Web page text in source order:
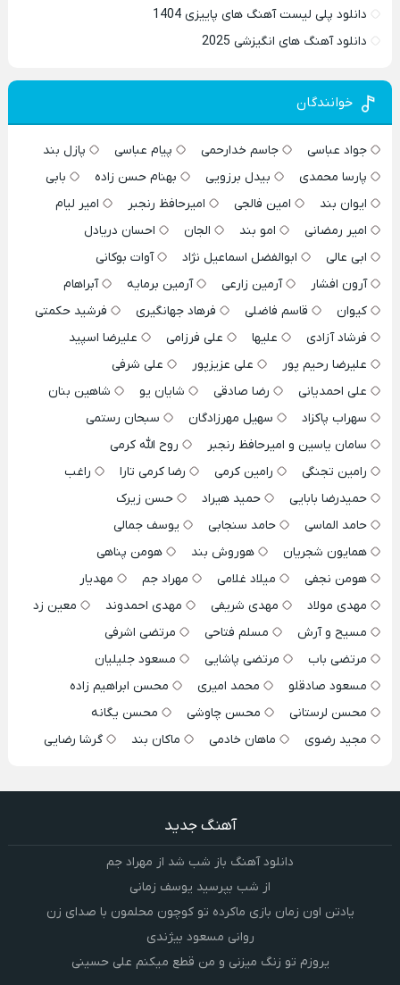
دانلود پلی لیست آهنگ های پاییزی 1404
دانلود آهنگ های انگیزشی 2025
خوانندگان
جواد عباسی جاسم خدارحمی پیام عباسی
پازل بند
پارسا محمدی
بیدل برزویی بهنام حسن زاده
بابی
ایوان بند
امین فالجی امیرحافظ رنجبر
امیر لیام
امیر رمضانی
امو بند الجان
احسان دریادل
ابی عالی
ابوالفضل اسماعیل نژاد
آوات بوکانی
آرون افشار
آرمین زارعی آرمین برمایه
آبراهام
کیوان
قاسم فاضلی فرهاد جهانگیری
فرشید حکمتی
فرشاد آزادی
علیها علی فرزامی
علیرضا اسپید
علیرضا رحیم پور
علی عزیزپور
علی شرفی
علی احمدیانی
رضا صادقی شایان یو
شاهین بنان
سهراب پاکزاد
سهیل مهرزادگان
سبحان رستمی
سامان یاسین و امیرحافظ رنجبر
روح الله کرمی
رامین تجنگی
رامین کرمی رضا کرمی تارا
راغب
حمیدرضا بابایی
حمید هیراد
حسن زیرک
حامد الماسی
حامد سنجابی
یوسف جمالی
همایون شجریان
هوروش بند
هومن پناهی
هومن نجفی
میلاد غلامی مهراد جم
مهدیار
مهدی مولاد
مهدی شریفی مهدی احمدوند
معین زد
مسیح و آرش
مسلم فتاحی
مرتضی اشرفی
مرتضی باب
مرتضی پاشایی
مسعود جلیلیان
مسعود صادقلو
محمد امیری
محسن ابراهیم زاده
محسن لرستانی
محسن چاوشی
محسن یگانه
مجید رضوی
ماهان خادمی ماکان بند گرشا رضایی
آهنگ جدید
دانلود آهنگ باز شب شد از مهراد جم
از شب بپرسید یوسف زمانی
یادتن اون زمان بازی ماکرده تو کوچون محلمون با صدای زن
روانی مسعود بیژندی
یروزم تو زنگ میزنی و من قطع میکنم علی حسینی